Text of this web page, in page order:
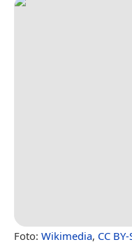
Foto: Wikimedia, CC